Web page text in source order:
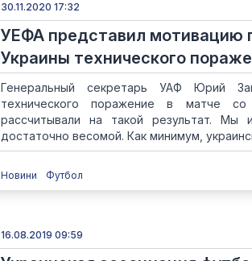
30.11.2020 17:32
УЕФА представил мотивацию
Украины технического
Генеральный секретарь УАФ Юрий
технического поражение в матче
рассчитывали на такой результат. Мы
достаточно весомой. Как минимум,
Новини Футбол
16.08.2019 09:59